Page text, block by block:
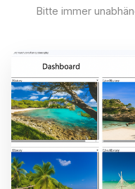
Bitte immer